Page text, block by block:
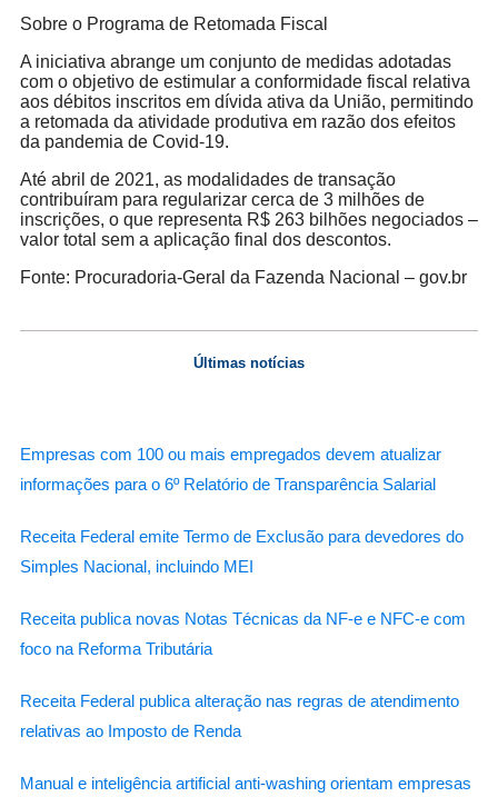
Sobre o Programa de Retomada Fiscal
A iniciativa abrange um conjunto de medidas adotadas
com o objetivo de estimular a conformidade fiscal relativa
aos débitos inscritos em dívida ativa da União, permitindo
a retomada da atividade produtiva em razão dos efeitos
da pandemia de Covid-19.
Até abril de 2021, as modalidades de transação
contribuíram para regularizar cerca de 3 milhões de
inscrições, o que representa R$ 263 bilhões negociados –
valor total sem a aplicação final dos descontos.
Fonte: Procuradoria-Geral da Fazenda Nacional – gov.br
Últimas notícias
Empresas com 100 ou mais empregados devem atualizar
informações para o 6º Relatório de Transparência Salarial
Receita Federal emite Termo de Exclusão para devedores do
Simples Nacional, incluindo MEI
Receita publica novas Notas Técnicas da NF-e e NFC-e com
foco na Reforma Tributária
Receita Federal publica alteração nas regras de atendimento
relativas ao Imposto de Renda
Manual e inteligência artificial anti-washing orientam empresas